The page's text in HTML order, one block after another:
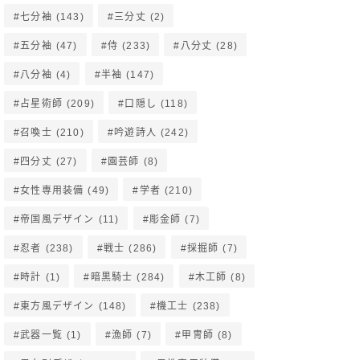
七分袖 (143) 三分丈 (2)
五分袖 (47) 侍 (233) 八分丈 (28)
八分袖 (4) 半袖 (147)
占星術師 (209) 口隠し (118)
召喚士 (210) 吟遊詩人 (242)
四分丈 (27) 園芸師 (8)
女性専用装備 (49) 学者 (210)
帝国風デザイン (11) 彫金師 (7)
忍者 (238) 戦士 (286) 採掘師 (7)
時計 (1) 暗黒騎士 (284) 木工師 (8)
東方風デザイン (148) 機工士 (238)
武器一覧 (1) 漁師 (7) 甲冑師 (8)